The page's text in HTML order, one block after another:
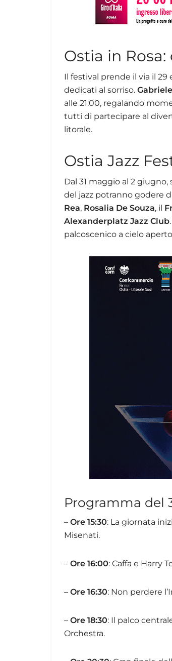
Ostia in
Il festival prende il via il
dedicati al sorriso.
alle 21:00, regalando
tutti di partecipare al
litorale.
Ostia Jazz
Dal 31 maggio al 2 giugno,
del jazz potranno godere
Rea, Rosalia De Souza, il
Alexanderplatz Jazz Club
palcoscenico a cielo
Programma del
– Ore 15:30: La giornata
Misenati.
– Ore 16:00: Caffa e Harry
– Ore 16:30: Non perdere
– Ore 18:30: Il palco
Orchestra.